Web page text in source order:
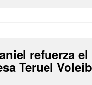
refuerza
Teruel